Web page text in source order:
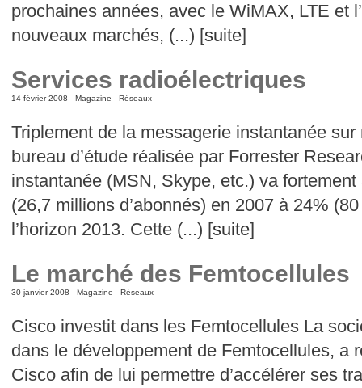
prochaines années, avec le WiMAX, LTE et
nouveaux marchés, (...) [suite]
Services radioélectriques
14 février 2008 - Magazine - Réseaux
Triplement de la messagerie instantanée
bureau d’étude réalisée par Forrester
instantanée (MSN, Skype, etc.) va
(26,7 millions d’abonnés) en 2007 à 24%
l’horizon 2013. Cette (...) [suite]
Le marché des Femtocellules
30 janvier 2008 - Magazine - Réseaux
Cisco investit dans les Femtocellules La
dans le développement de Femtocellules, a
Cisco afin de lui permettre d’accélérer ses